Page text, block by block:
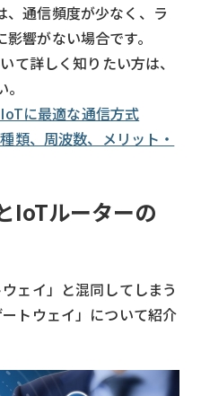
、通信頻度が少なく、ラ
響がない場合です。
て詳しく知りたい方は、
に最適な通信方式
類、周波数、メリット・
IoTルーターの
ェイ」と混同してしまう
トウェイ」について紹介